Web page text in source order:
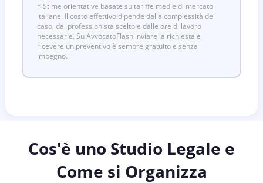
* Stime orientative basate su tariffe medie di mercato
italiane. Il costo effettivo dipende dalla complessità del
caso, dal professionista scelto e dalle ore di lavoro
necessarie. Su AvvocatoFlash inviare la richiesta e
ricevere un preventivo è sempre gratuito e senza
impegno.
Cos'è uno Studio Legale e
Come si Organizza